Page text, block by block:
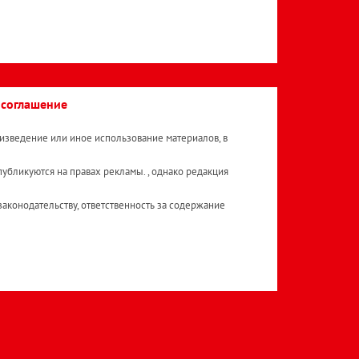
или иное использование материалов, в
на правах рекламы. , однако редакция
ответственность за содержание